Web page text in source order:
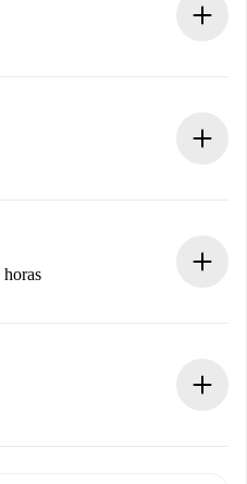
por adelantado.
horas
ningún cargo y te